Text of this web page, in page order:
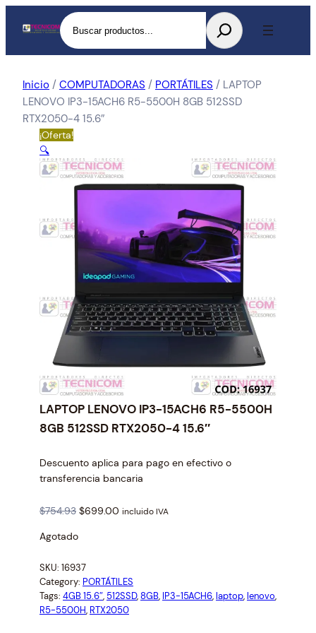
Buscar
Inicio / COMPUTADORAS / PORTÁTILES / LAPTOP
LENOVO IP3-15ACH6 R5-5500H 8GB 512SSD
RTX2050-4 15.6″
¡Oferta!
🔍
LAPTOP LENOVO IP3-15ACH6 R5-5500H
8GB 512SSD RTX2050-4 15.6″
Descuento aplica para pago en efectivo o
transferencia bancaria
$754.93 O
i
n
a
l
$699.00 C
n
t
p
incluido IVA
Agotado
SKU: 16937
Category: PORTÁTILES
Tags: 4GB 15.6″, 512SSD, 8GB, IP3-15ACH6, laptop, lenovo
R5-5500H, RTX2050